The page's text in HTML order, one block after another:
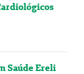
Saúde Ereli